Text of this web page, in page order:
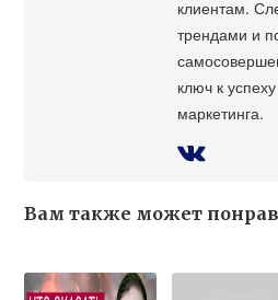
клиентам.
трендами и
ключ к
маркетинга.
Вам также может